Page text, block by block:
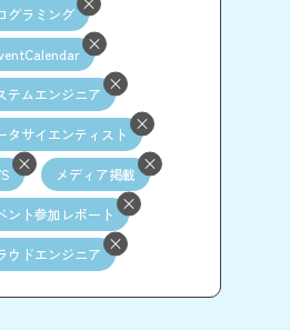
グラミング
テムエンジニア
タサイエンティスト
メディア掲載
ント参加レポート
ウドエンジニア